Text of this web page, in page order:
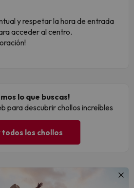
y respetar la hora de entrada
acceder al centro.
lo que buscas!
para descubrir chollos increíbles
todos los chollos